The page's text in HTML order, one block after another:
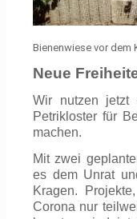
Bienenwiese vor dem
Neue
Wir nutzen jetzt
Petrikloster für
machen.
Mit zwei
es dem Unrat
Kragen.
Corona nur